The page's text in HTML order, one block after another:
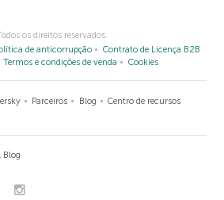
os direitos reservados.
de anticorrupção
Contrato de Licença B2B
Termos e condições de venda Cookies
Parceiros Blog
Centro de recursos
Blog